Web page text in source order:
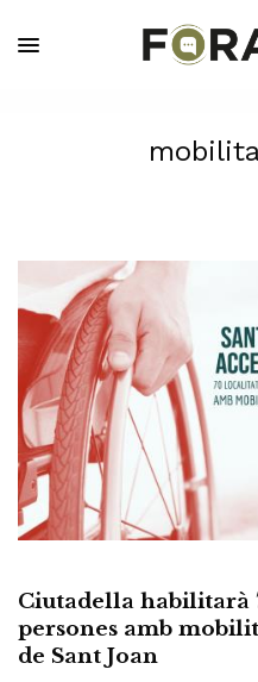
Ciutadella habilitarà
persones amb
de Sant Joan